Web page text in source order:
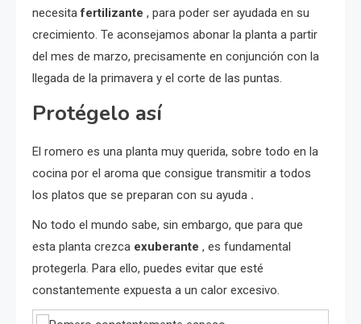
necesitafertilizante , para poder ser ayudada en su
crecimiento. Te aconsejamos abonar la planta a partir
del mes de marzo, precisamente en conjunción con la
llegada de la primavera y el corte de las puntas.
Protégelo así
El romero es una planta muy querida, sobre todo en la
cocina por el aroma que consigue transmitir a todos
los platos que se preparan con su ayuda .
No todo el mundo sabe, sin embargo, que para que
esta planta crezca exuberante , es fundamental
protegerla. Para ello, puedes evitar que esté
constantemente expuesta a un calor excesivo.